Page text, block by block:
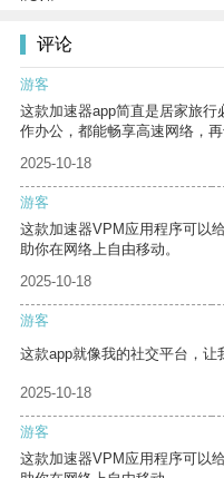
评论
游客
这款加速器app简直是居家旅
作办公，都能畅享高速网络，
2025-10-18
游客
这款加速器VPM应用程序可以
助你在网络上自由移动。
2025-10-18
游客
这款app就像我的社交平台，让
2025-10-18
游客
这款加速器VPM应用程序可以